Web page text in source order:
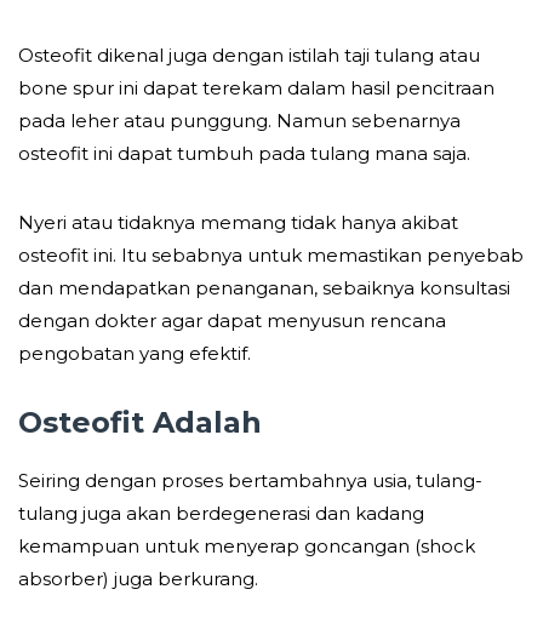
Osteofit dikenal juga dengan istilah taji tulang atau
bone spur ini dapat terekam dalam hasil pencitraan
pada leher atau punggung. Namun sebenarnya
osteofit ini dapat tumbuh pada tulang mana saja.
Nyeri atau tidaknya memang tidak hanya akibat
osteofit ini. Itu sebabnya untuk memastikan penyebab
dan mendapatkan penanganan, sebaiknya konsultasi
dengan dokter agar dapat menyusun rencana
pengobatan yang efektif.
Osteofit Adalah
Seiring dengan proses bertambahnya usia, tulang-
tulang juga akan berdegenerasi dan kadang
kemampuan untuk menyerap goncangan (shock
absorber) juga berkurang.